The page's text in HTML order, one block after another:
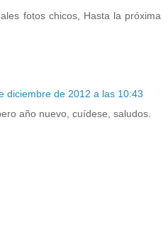
fotos chicos, Hasta la próxima
diciembre de 2012 a las 10:43
año nuevo, cuídese, saludos.